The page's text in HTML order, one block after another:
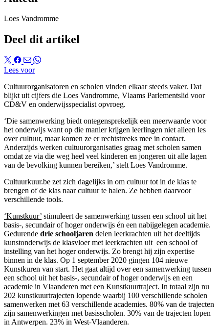
Loes Vandromme
Deel dit artikel
Lees voor
Cultuurorganisatoren en scholen vinden elkaar steeds vaker. Dat
blijkt uit cijfers die Loes Vandromme, Vlaams Parlementslid voor
CD&V en onderwijsspecialist opvroeg.
‘Die samenwerking biedt ontegensprekelijk een meerwaarde voor
het onderwijs want op die manier krijgen leerlingen niet alleen les
over cultuur, maar komen ze er rechtstreeks mee in contact.
Anderzijds werken cultuurorganisaties graag met scholen samen
omdat ze via die weg heel veel kinderen en jongeren uit alle lagen
van de bevolking kunnen bereiken,’ stelt Loes Vandromme.
Cultuurkuur.be zet zich dagelijks in om cultuur tot in de klas te
brengen of de klas naar cultuur te halen. Ze hebben daarvoor
verschillende tools.
‘Kunstkuur’ stimuleert de samenwerking tussen een school uit het
basis-, secundair of hoger onderwijs én een nabijgelegen academie.
Gedurende drie schooljaren delen leerkrachten uit het deeltijds
kunstonderwijs de klasvloer met leerkrachten uit een school of
instelling van het hoger onderwijs. Zo brengt hij zijn expertise
binnen in de klas. Op 1 september 2020 gingen 104 nieuwe
Kunstkuren van start. Het gaat altijd over een samenwerking tussen
een school uit het basis-, secundair of hoger onderwijs en een
academie in Vlaanderen met een Kunstkuurtraject. In totaal zijn nu
202 kunstkuurtrajecten lopende waarbij 100 verschillende scholen
samenwerken met 63 verschillende academies. 80% van de trajecten
zijn samenwerkingen met basisscholen. 30% van de trajecten lopen
in Antwerpen. 23% in West-Vlaanderen.